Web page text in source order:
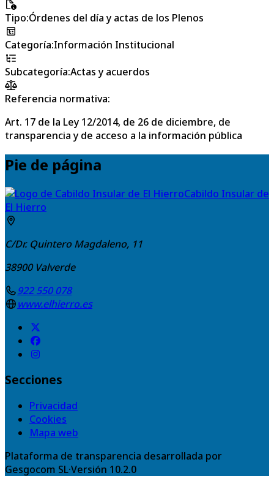
Tipo:Órdenes del día y actas de los Plenos
Categoría:Información Institucional
Subcategoría:Actas y acuerdos
Referencia normativa:
Art. 17 de la Ley 12/2014, de 26 de diciembre, de
transparencia y de acceso a la información pública
Pie de página
Cabildo Insular de
El Hierro
C/Dr. Quintero Magdaleno, 11
38900 Valverde
922 550 078
www.elhierro.es
Secciones
Privacidad
Cookies
Mapa web
Plataforma de transparencia desarrollada por
Gesgocom SL·Versión 10.2.0